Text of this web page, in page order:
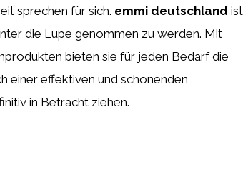
sprechen für sich. emmi deutschland ist
die Lupe genommen zu werden. Mit
bieten sie für jeden Bedarf die
einer effektiven und schonenden
in Betracht ziehen.